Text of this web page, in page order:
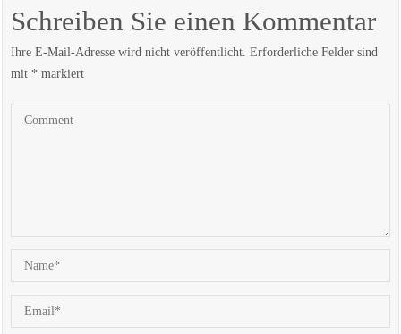
Schreiben Sie einen Kommentar
Ihre E-Mail-Adresse wird nicht veröffentlicht. Erforderliche Felder sind
mit * markiert